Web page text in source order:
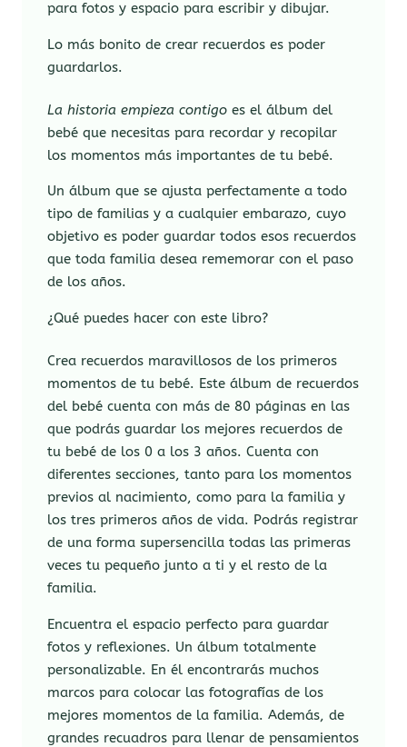
para fotos y espacio para escribir y dibujar.
Lo más bonito de crear recuerdos es poder
guardarlos.
La historia empieza contigo es el álbum del
bebé que necesitas para recordar y recopilar
los momentos más importantes de tu bebé.
Un álbum que se ajusta perfectamente a todo
tipo de familias y a cualquier embarazo, cuyo
objetivo es poder guardar todos esos recuerdos
que toda familia desea rememorar con el paso
de los años.
¿Qué puedes hacer con este libro?
Crea recuerdos maravillosos de los primeros
momentos de tu bebé. Este álbum de recuerdos
del bebé cuenta con más de 80 páginas en las
que podrás guardar los mejores recuerdos de
tu bebé de los 0 a los 3 años. Cuenta con
diferentes secciones, tanto para los momentos
previos al nacimiento, como para la familia y
los tres primeros años de vida. Podrás registrar
de una forma supersencilla todas las primeras
veces tu pequeño junto a ti y el resto de la
familia.
Encuentra el espacio perfecto para guardar
fotos y reflexiones. Un álbum totalmente
personalizable. En él encontrarás muchos
marcos para colocar las fotografías de los
mejores momentos de la familia. Además, de
grandes recuadros para llenar de pensamientos